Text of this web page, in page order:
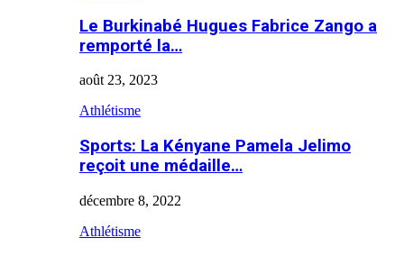
Le Burkinabé Hugues Fabrice Zango a
remporté la…
août 23, 2023
Athlétisme
Sports: La Kényane Pamela Jelimo
reçoit une médaille…
décembre 8, 2022
Athlétisme